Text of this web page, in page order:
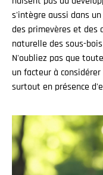
s'intègre aussi dans
des primevères et des
naturelle des sous-
N'oubliez pas que
un facteur à
surtout en présence